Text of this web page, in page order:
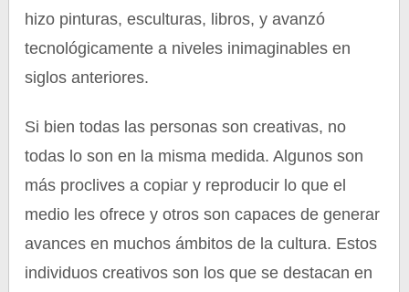
hizo pinturas, esculturas, libros, y avanzó
tecnológicamente a niveles inimaginables en
siglos anteriores.
Si bien todas las personas son creativas, no
todas lo son en la misma medida. Algunos son
más proclives a copiar y reproducir lo que el
medio les ofrece y otros son capaces de generar
avances en muchos ámbitos de la cultura. Estos
individuos creativos son los que se destacan en